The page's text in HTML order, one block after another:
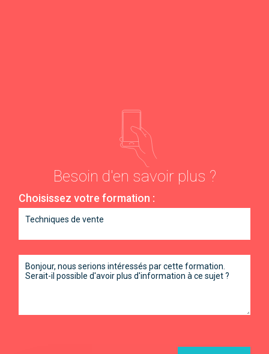
Besoin d'en savoir plus ?
Choisissez votre formation :